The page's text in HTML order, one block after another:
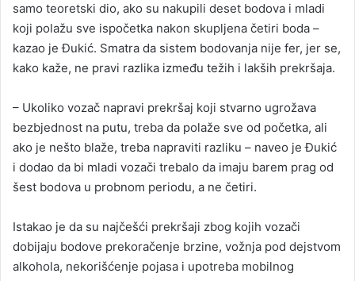
samo teoretski dio, ako su nakupili deset bodova i mladi
koji polažu sve ispočetka nakon skupljena četiri boda –
kazao je Đukić. Smatra da sistem bodovanja nije fer, jer se,
kako kaže, ne pravi razlika između težih i lakših prekršaja.
– Ukoliko vozač napravi prekršaj koji stvarno ugrožava
bezbjednost na putu, treba da polaže sve od početka, ali
ako je nešto blaže, treba napraviti razliku – naveo je Đukić
i dodao da bi mladi vozači trebalo da imaju barem prag od
šest bodova u probnom periodu, a ne četiri.
Istakao je da su najčešći prekršaji zbog kojih vozači
dobijaju bodove prekoračenje brzine, vožnja pod dejstvom
alkohola, nekorišćenje pojasa i upotreba mobilnog